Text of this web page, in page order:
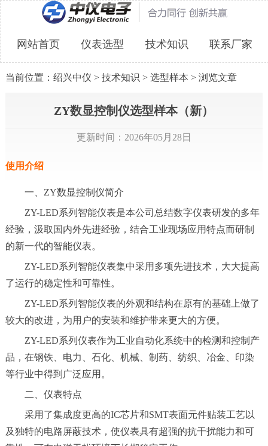
网站首页 仪表选型 技术知识 联系厂家
当前位置： 绍兴中仪 > 技术知识 > 选型样本 > 浏览文章
ZY数显控制仪选型样本（新）
更新时间：2026年05月28日
使用介绍
一、ZY数显控制仪简介
ZY-LED系列智能仪表是本公司总结数字仪表研发的多年
经验，汲取国内外先进经验，结合工业现场应用特点而研制
的新一代的智能仪表。
ZY-LED系列智能仪表集中采用多项先进技术，大大提高
了运行的稳定性和可靠性。
ZY-LED系列智能仪表的外观和结构在原有的基础上做了
较大的改进，为用户的安装和维护带来更大的方便。
ZY-LED系列仪表作为工业自动化系统中的检测和控制产
品，在钢铁、电力、石化、机械、制药、纺织、冶金、印染
等行业中得到广泛应用。
二、仪表特点
采用了集成度更高的IC芯片和SMT表面元件贴装工艺以
及独特的电路屏蔽技术，使仪表具有超强的抗干扰能力和可